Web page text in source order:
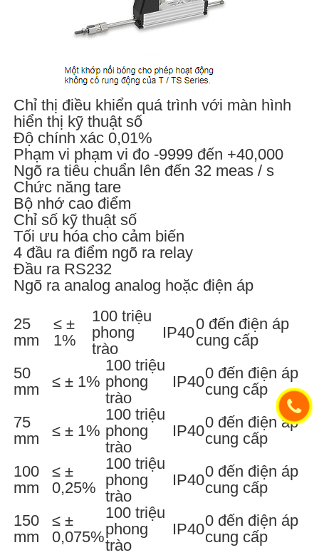
Chỉ thị điều khiển quá trình với màn hình
hiển thị kỹ thuật số
Độ chính xác 0,01%
Phạm vi phạm vi đo -9999 đến +40,000
Ngõ ra tiêu chuẩn lên đến 32 meas / s
Chức năng tare
Bộ nhớ cao điểm
Chỉ số kỹ thuật số
Tối ưu hóa cho cảm biến
4 đầu ra điểm ngõ ra relay
Đầu ra RS232
Ngõ ra analog analog hoặc điện áp
25
mm
≤ ±
1%
100 triệu
phong
trào
IP400 đến điện áp
cung cấp
50
mm
≤ ± 1%
100 triệu
phong
trào
IP400 đến điện áp
cung cấp
75
mm
≤ ± 1%
100 triệu
phong
trào
IP400 đến điện áp
cung cấp
100
mm
≤ ±
0,25%
100 triệu
phong
trào
IP400 đến điện áp
cung cấp
150
mm
≤ ±
0,075%
100 triệu
phong
trào
IP400 đến điện áp
cung cấp